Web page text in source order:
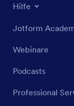
Hilfe
Jotform
Webinare
Podcasts
Professional